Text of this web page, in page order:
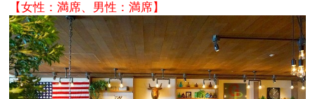
【女性：満席、男性：満席】